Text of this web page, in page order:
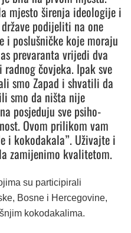
mjesto širenja ideologije i
podijeliti na one
i poslušničke koje moraju
prevaranta vrijedi dva
čovjeka. Ipak sve
smo Zapad i shvatili da
smo da ništa nije
posjeduju sve psiho-
Ovom prilikom vam
i kokodakala”. Uživajte i
zamijenimo kvalitetom.
su participirali
Bosne i Hercegovine,
kokodakalima.